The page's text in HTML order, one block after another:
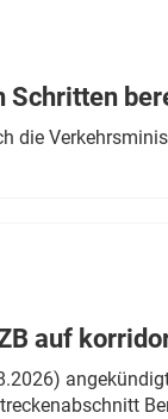
Schritten
die
auf